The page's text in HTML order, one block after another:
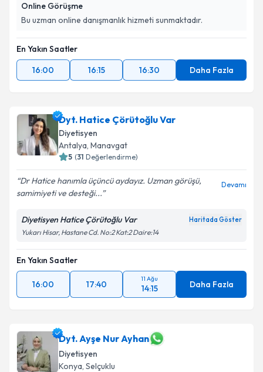
Online Görüşme
Bu uzman online danışmanlık hizmeti sunmaktadır.
En Yakın Saatler
16:00
16:15 16:30 Daha Fazla
Dyt. Hatice Çörütoğlu Var
Diyetisyen
Antalya, Manavgat
5 (31 Değerlendirme)
Dr Hatice hanımla üçüncü aydayız. Uzman görüşü,
samimiyeti ve desteği...
Devamı
Diyetisyen Hatice Çörütoğlu Var Haritada Göster
Yukarı Hisar, Hastane Cd. No:2 Kat:2 Daire:14
En Yakın Saatler
16:00 17:40
11 Ağu
14:15 Daha Fazla
Dyt. Ayşe Nur Ayhan
Diyetisyen
Konya, Selçuklu